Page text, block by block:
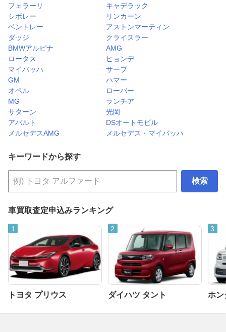
フェラーリ
キャデラック
シボレー
リンカーン
ベントレー
アストンマーティン
ダッジ
クライスラー
BMWアルピナ
AMG
ロータス
ヒョンデ
マイバッハ
サーブ
GM
ハマー
オペル
ローバー
MG
ランチア
サターン
光岡
アバルト
DSオートモビル
メルセデスAMG
メルセデス・マイバッハ
キーワードから探す
検索
車買取査定申込みランキング
トヨタ プリウス ダイハツ タント ホン